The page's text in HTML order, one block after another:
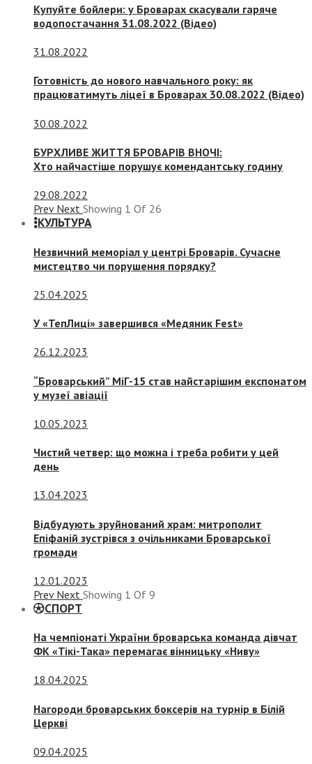
Купуйте бойлери: у Броварах скасували гаряче
водопостачання 31.08.2022 (Відео)
31.08.2022
Готовність до нового навчального року: як
працюватимуть ліцеї в Броварах 30.08.2022 (Відео)
30.08.2022
БУРХЛИВЕ ЖИТТЯ БРОВАРІВ ВНОЧІ:
Хто найчастіше порушує комендантську годину
29.08.2022
Prev Next Showing 1 Of 26
КУЛЬТУРА
Незвичний меморіал у центрі Броварів. Сучасне
мистецтво чи порушення порядку?
25.04.2025
У «ТепЛиці» завершився «Медяник Fest»
26.12.2023
“Броварський” МіГ-15 став найстарішим експонатом
у музеї авіації
10.05.2023
Чистий четвер: що можна і треба робити у цей
день
13.04.2023
Відбудують зруйнований храм: митрополит
Епіфаній зустрівся з очільниками Броварської
громади
12.01.2023
Prev Next Showing 1 Of 9
СПОРТ
На чемпіонаті України броварська команда дівчат
ФК «Тікі-Така» перемагає вінницьку «Ниву»
18.04.2025
Нагороди броварських боксерів на турнір в Білій
Церкві
09.04.2025